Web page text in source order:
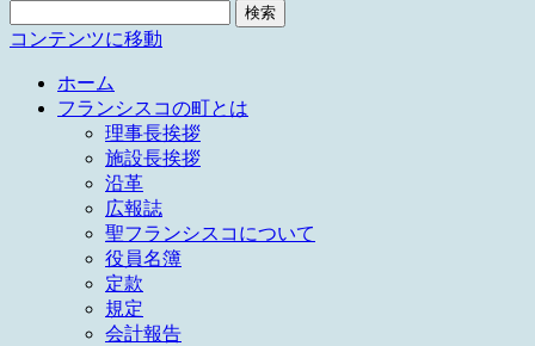
索:
コンテンツに移動
ホーム
フランシスコの町とは
理事長挨拶
施設長挨拶
沿革
広報誌
聖フランシスコについて
役員名簿
定款
規定
会計報告